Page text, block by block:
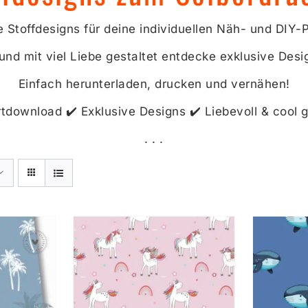
Stoffdesigns für deine individuellen Näh- und DIY-
mit viel Liebe gestaltet entdecke exklusive
Einfach herunterladen, drucken und vernähen!
✔️ Exklusive Designs ✔️ Liebevoll & cool
. . .
WÄHLEN AUSFÜHRUNG WÄHLEN
DIESES